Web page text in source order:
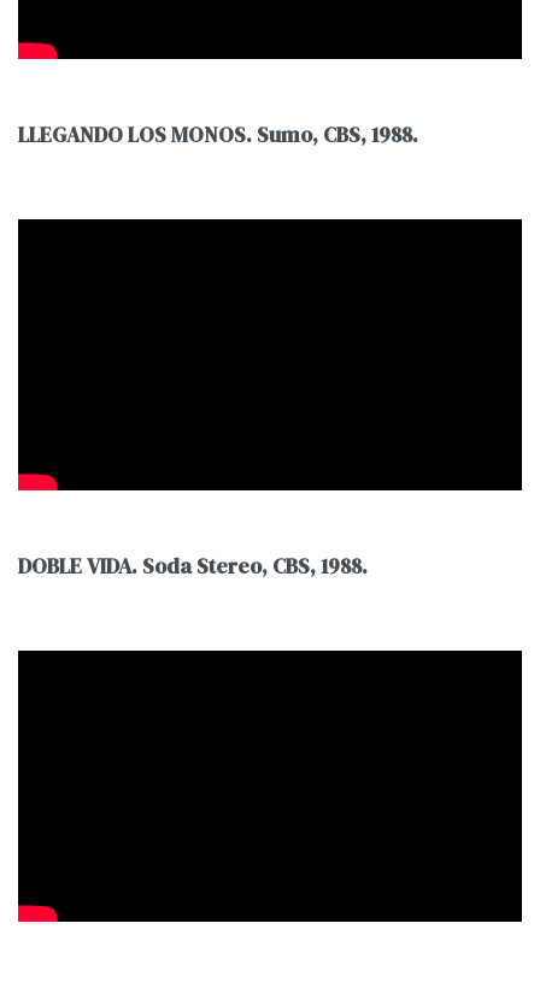
LLEGANDO LOS MONOS. Sumo, CBS, 1988.
DOBLE VIDA. Soda Stereo, CBS, 1988.